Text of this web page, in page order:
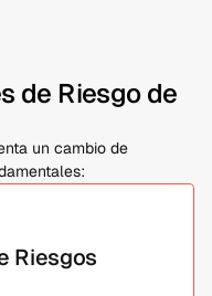
de Riesgo de
un cambio de
Riesgos